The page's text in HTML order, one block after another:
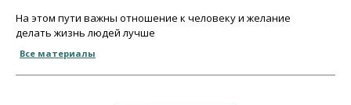
На этом пути важны отношение к человеку и желание
делать жизнь людей лучше
Все материалы